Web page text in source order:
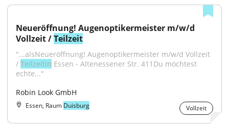
Neueröffnung! Augenoptikermeister m/w/d
Vollzeit / Teilzeit
"...alsNeueröffnung! Augenoptikermeister m/w/d Vollzeit
/ Teilzeitin Essen - Altenessener Str. 411Du möchtest
echte..."
Robin Look GmbH
Essen, Raum Duisburg Vollzeit